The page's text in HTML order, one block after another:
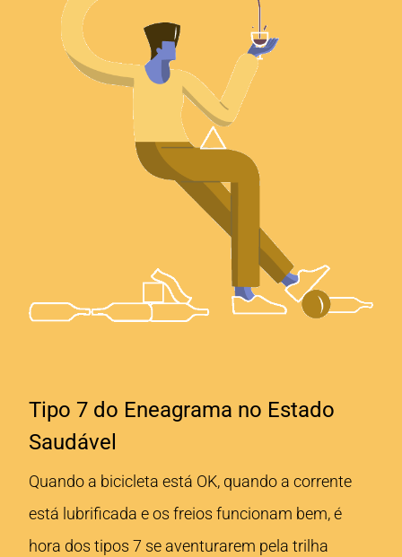
Tipo 7 do Eneagrama no Estado
Saudável
Quando a bicicleta está OK, quando a corrente
está lubrificada e os freios funcionam bem, é
hora dos tipos 7 se aventurarem pela trilha